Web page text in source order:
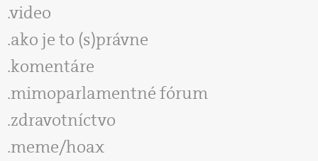
video
ako je to (s)právne
komentáre
mimoparlamentné fórum
zdravotníctvo
meme/hoax